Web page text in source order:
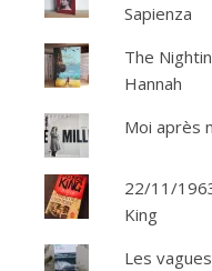
Sapienza
The
Hannah
Moi après
22/11/
King
Les